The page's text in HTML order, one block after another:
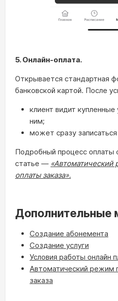
5. Онлайн‑оплата.
Открывается стандартная
банковской картой. После
клиент видит купленные
ним;
может сразу записаться
Подробный процесс оплаты
статье —
оплаты заказа».
Дополнительные
Создание абонемента
Создание услуги
Условия работы онлайн
Автоматический режим
заказа